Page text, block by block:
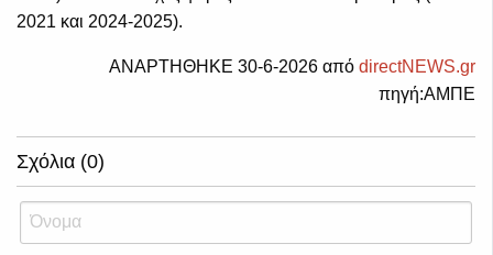
2021 και 2024-2025).
ΑΝΑΡΤΗΘΗΚΕ 30-6-2026 από directNEWS.gr
πηγή:ΑΜΠΕ
Σχόλια (0)